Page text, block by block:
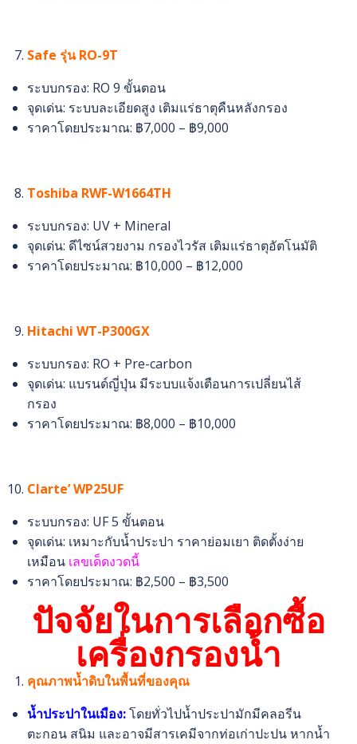
Safe รุ่น RO-9T
ระบบกรอง: RO 9 ขั้นตอน
จุดเด่น: ระบบละเอียดสูง เติมแร่ธาตุคืนหลังกรอง
ราคาโดยประมาณ: ฿7,000 – ฿9,000
Toshiba RWF-W1664TH
ระบบกรอง: UV + Mineral
จุดเด่น: ดีไซน์สวยงาม กรองไวรัส เติมแร่ธาตุอัตโนมัติ
ราคาโดยประมาณ: ฿10,000 – ฿12,000
Hitachi WT-P300GX
ระบบกรอง: RO + Pre-carbon
จุดเด่น: แบรนด์ญี่ปุ่น มีระบบแจ้งเตือนการเปลี่ยนไส้
กรอง
ราคาโดยประมาณ: ฿8,000 – ฿10,000
Clarte’ WP25UF
ระบบกรอง: UF 5 ขั้นตอน
จุดเด่น: เหมาะกับน้ำประปา ราคาย่อมเยา ติดตั้งง่าย
เหมือน เลขเด็ดงวดนี้
ราคาโดยประมาณ: ฿2,500 – ฿3,500
ปัจจัยในการเลือกซื้อ
เครื่องกรองน้ำ
คุณภาพน้ำดิบในพื้นที่ของคุณ
น้ำประปาในเมือง:โดยทั่วไปน้ำประปามักมีคลอรีน
ตะกอน สนิม และอาจมีสารเคมีจากท่อเก่าปะปน หากน้ำ